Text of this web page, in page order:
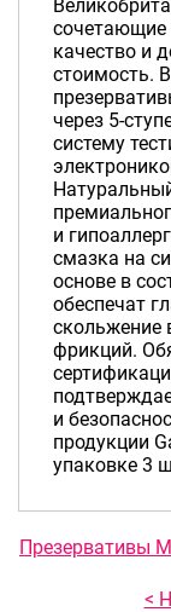
сочетающие
качество и
стоимость.
через 5-
систему
и
смазка на
основе в
обеспечат
скольжение
фрикций.
и
продукции
упаковке 3
Презервативы
<